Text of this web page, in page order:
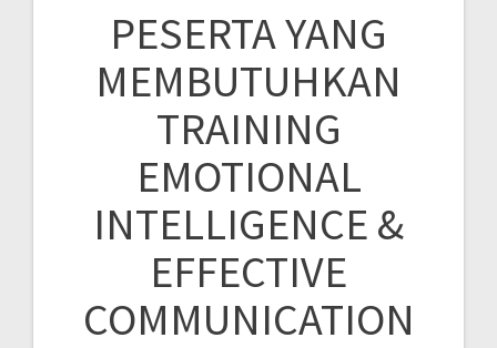
PESERTA YANG
MEMBUTUHKAN
TRAINING
EMOTIONAL
INTELLIGENCE &
EFFECTIVE
COMMUNICATION